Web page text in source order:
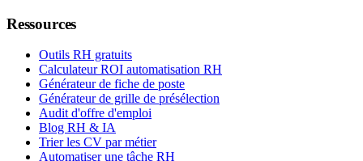
Ressources
Outils RH gratuits
Calculateur ROI automatisation RH
Générateur de fiche de poste
Générateur de grille de présélection
Audit d'offre d'emploi
Blog RH & IA
Trier les CV par métier
Automatiser une tâche RH